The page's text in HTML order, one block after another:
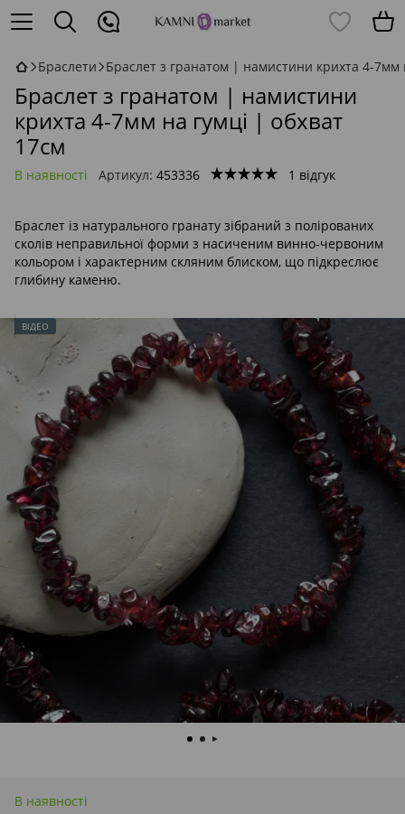
Браслети Браслет з гранатом | намистини крихта 4-7мм
Браслет з гранатом | намистини
крихта 4-7мм на гумці | обхват
17см
В наявності Артикул: 453336 1 відгук
Браслет із натурального гранату зібраний з полірованих
сколів неправильної форми з насиченим винно-червоним
кольором і характерним скляним блиском, що підкреслює
глибину каменю.
ВІДЕО
В наявності